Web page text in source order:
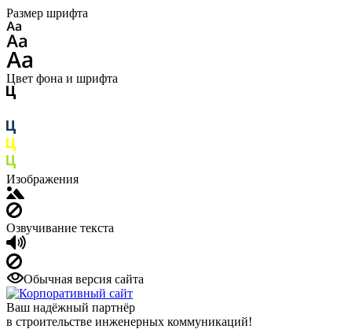
Размер шрифта
Цвет фона и шрифта
Изображения
Озвучивание текста
Обычная версия сайта
Ваш надёжный партнёр
в строительстве инженерных коммуникаций!